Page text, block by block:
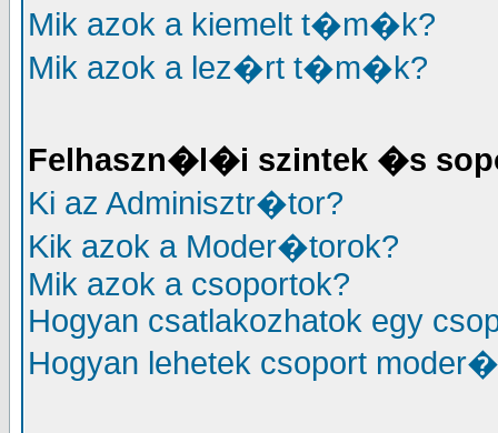
Mik azok a kiemelt t�m�k?
Mik azok a lez�rt t�m�k?
Felhaszn�l�i szintek �s
Ki az Adminisztr�tor?
Kik azok a Moder�torok?
Mik azok a csoportok?
Hogyan csatlakozhatok egy
Hogyan lehetek csoport